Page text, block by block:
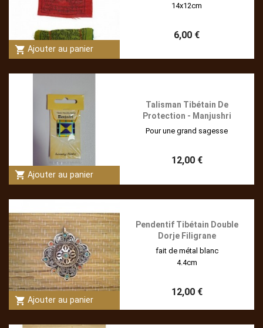
shopping_cart Ajouter au panier
14x12cm
6,00 €
shopping_cart Ajouter au panier
Talisman Tibétain De
Protection - Manjushri
Pour une grand sagesse
12,00 €
shopping_cart Ajouter au panier
Pendentif Tibétain Double
Dorje Filigrane
fait de métal blanc
4.4cm
12,00 €